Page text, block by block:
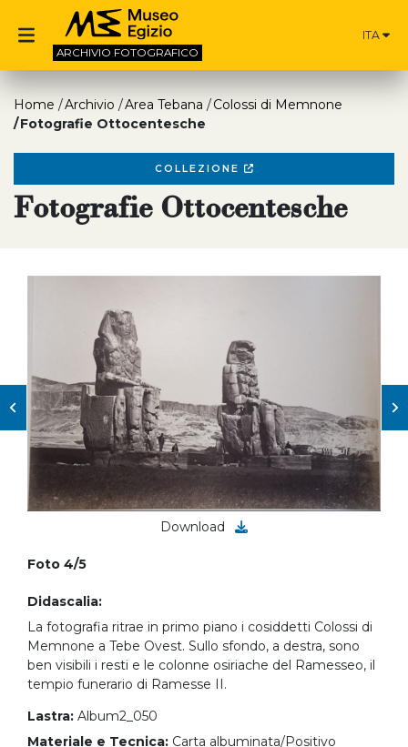
ARCHIVIO FOTOGRAFICO
ITA
Home Archivio Area Tebana
Colossi di Memnone
Fotografie Ottocentesche
COLLEZIONE
Fotografie Ottocentesche
Download
Foto 4/5
Didascalia:
La fotografia ritrae in primo piano i cosiddetti Colossi di
Memnone a Tebe Ovest. Sullo sfondo, a destra, sono
ben visibili i resti e le colonne osiriache del Ramesseo, il
tempio funerario di Ramesse II.
Lastra: Album2_050
Materiale e Tecnica: Carta albuminata/Positivo